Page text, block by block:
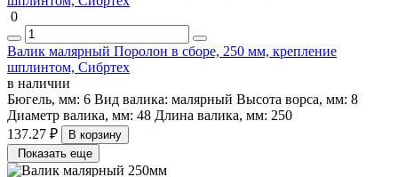
0
Валик малярный Поролон в сборе, 250 мм, крепление
шплинтом, Сибртех
в наличии
Бюгель, мм: 6 Вид валика: малярный Высота ворса, мм: 8
Диаметр валика, мм: 48 Длина валика, мм: 250
137.27 ₽
В корзину
Показать еще